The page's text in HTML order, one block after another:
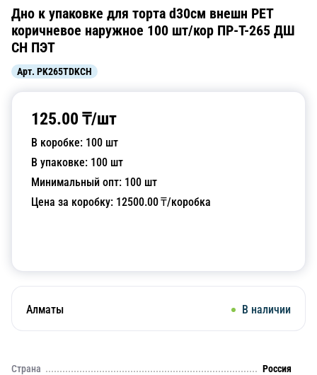
Дно к упаковке для торта d30см внешн PET
коричневое наружное 100 шт/кор ПР-Т-265 ДШ
CH ПЭТ
Арт. PK265TDKCH
125.00 ₸/шт
В коробке: 100 шт
В упаковке: 100 шт
Минимальный опт: 100 шт
Цена за коробку: 12500.00₸/коробка
Алматы В наличии
Страна
Россия